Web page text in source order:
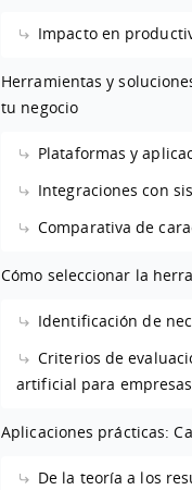
Impacto en
Herramientas y
tu negocio
Plataformas y
Integraciones con
Comparativa de
Cómo seleccionar la
Identificación de
Criterios de
artificial para empresas
Aplicaciones prácticas:
De la teoría a los